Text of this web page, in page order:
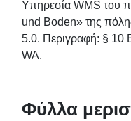
Υπηρεσία WMS του
und Boden» της
5.0. Περιγραφή: § 10
WA.
Φύλλα